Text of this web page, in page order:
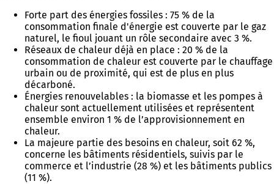
Forte part des énergies fossiles : 75 % de la
consommation finale d'énergie est couverte par le gaz
naturel, le fioul jouant un rôle secondaire avec 3 %.
Réseaux de chaleur déjà en place : 20 % de la
consommation de chaleur est couverte par le chauffage
urbain ou de proximité, qui est de plus en plus
décarboné.
Énergies renouvelables : la biomasse et les pompes à
chaleur sont actuellement utilisées et représentent
ensemble environ 1 % de l’approvisionnement en
chaleur.
La majeure partie des besoins en chaleur, soit 62 %,
concerne les bâtiments résidentiels, suivis par le
commerce et l’industrie (28 %) et les bâtiments publics
(11 %).